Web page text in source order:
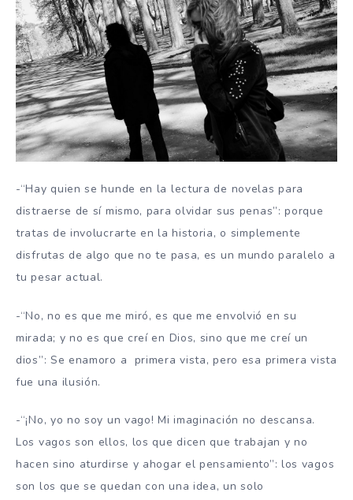
-“Hay quien se hunde en la lectura de novelas para
distraerse de sí mismo, para olvidar sus penas”: porque
tratas de involucrarte en la historia, o simplemente
disfrutas de algo que no te pasa, es un mundo paralelo a
tu pesar actual.
-“No, no es que me miró, es que me envolvió en su
mirada; y no es que creí en Dios, sino que me creí un
dios”: Se enamoro a primera vista, pero esa primera vista
fue una ilusión.
-“¡No, yo no soy un vago! Mi imaginación no descansa.
Los vagos son ellos, los que dicen que trabajan y no
hacen sino aturdirse y ahogar el pensamiento”: los vagos
son los que se quedan con una idea, un solo